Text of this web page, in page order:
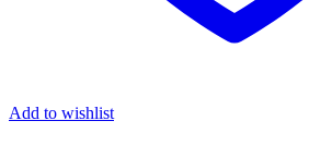
Add to wishlist